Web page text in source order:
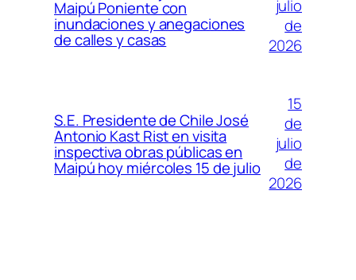
Maipú Poniente con
inundaciones y anegaciones
de calles y casas
julio
de
2026
S.E. Presidente de Chile José
Antonio Kast Rist en visita
inspectiva obras públicas en
Maipú hoy miércoles 15 de julio
15
de
julio
de
2026